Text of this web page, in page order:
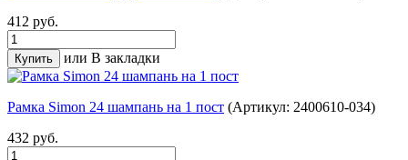
412 руб.
или В закладки
Рамка Simon 24 шампань на 1 пост (Артикул: 2400610-034)
432 руб.